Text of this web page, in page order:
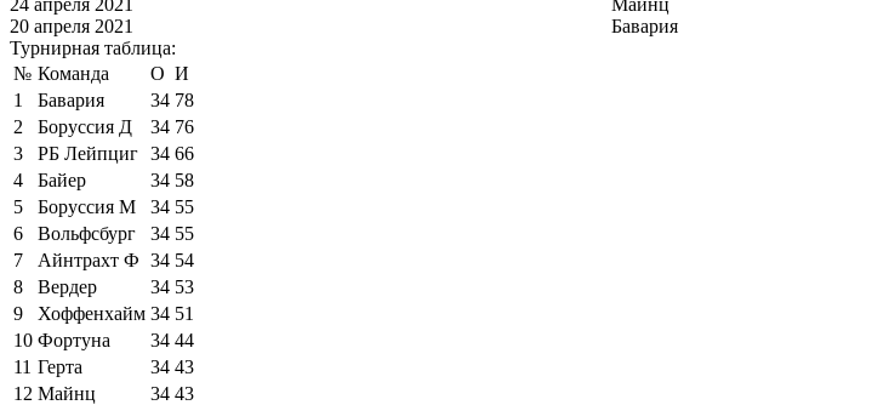
20 апреля 2021
Бавария
Турнирная таблица:
№ Команда О И
1
Бавария 34 78
2
Боруссия Д 34 76
3
РБ Лейпциг 34 66
4
Байер 34 58
5
Боруссия М 34 55
6
Вольфсбург 34 55
7
Айнтрахт Ф 34 54
8
Вердер 34 53
9
Хоффенхайм 34 51
10 Фортуна 34 44
11 Герта 34 43
12 Майнц 34 43